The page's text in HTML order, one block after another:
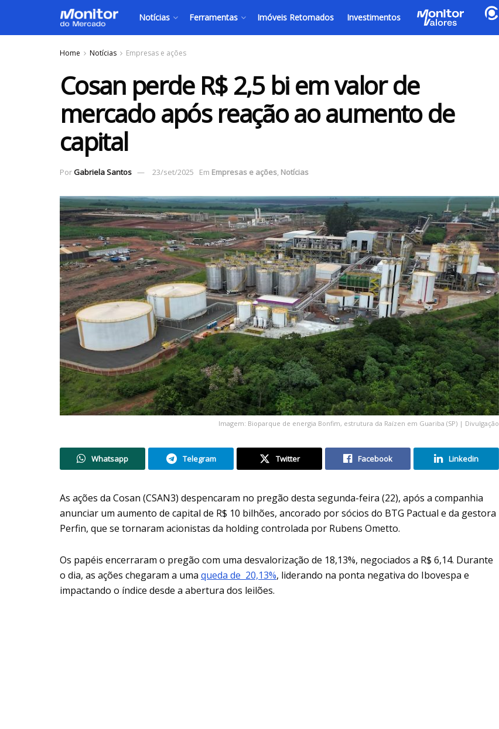
Notícias Ferramentas Imóveis Retomados Investimentos
Home Notícias Empresas e ações
Cosan perde R$ 2,5 bi em valor de
mercado após reação ao aumento de
capital
PorGabriela Santos 23/set/2025 Em Empresas e ações, Notícias
Imagem: Bioparque de energia Bonfim, estrutura da Raízen em Guariba (SP) | Divulgação
Whatsapp Telegram Twitter Facebook Linkedin
As ações da Cosan (CSAN3) despencaram no pregão desta segunda-feira (22), após a companhia
anunciar um aumento de capital de R$ 10 bilhões, ancorado por sócios do BTG Pactual e da gestora
Perfin, que se tornaram acionistas da holding controlada por Rubens Ometto.
Os papéis encerraram o pregão com uma desvalorização de 18,13%, negociados a R$ 6,14. Durante
o dia, as ações chegaram a uma queda de 20,13%, liderando na ponta negativa do Ibovespa e
impactando o índice desde a abertura dos leilões.